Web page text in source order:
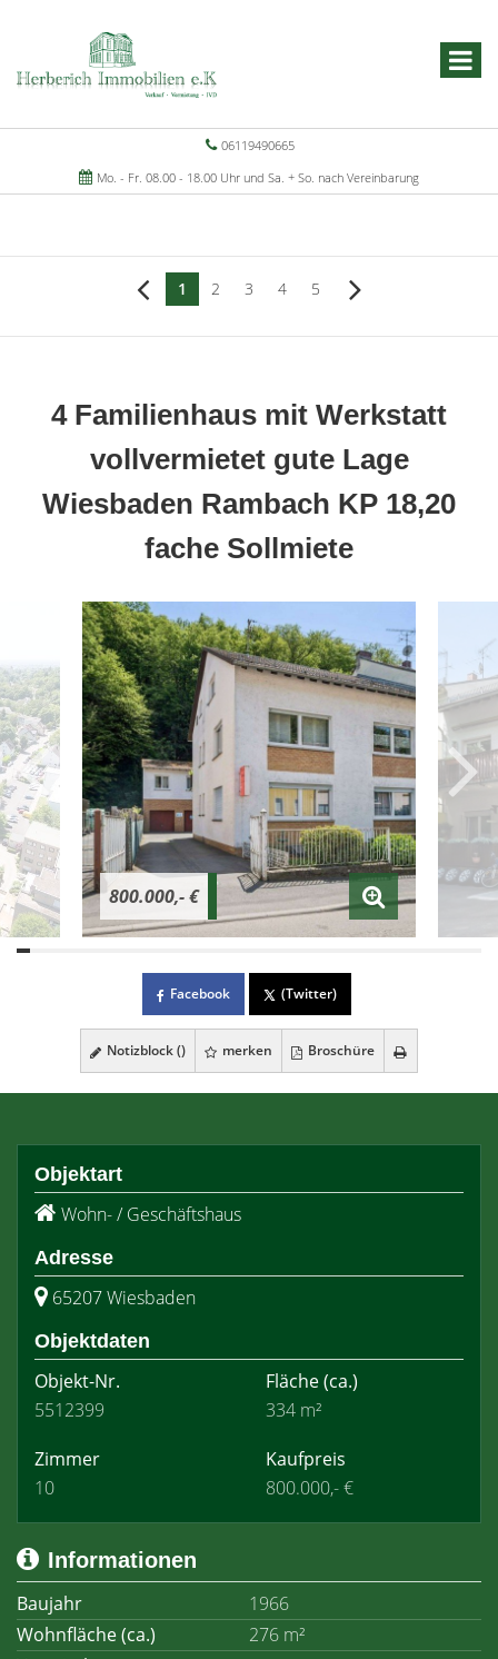
06119490665
Mo. - Fr. 08.00 - 18.00 Uhr und Sa. + So. nach Vereinbarung
1 2 3 4 5
4 Familienhaus mit Werkstatt
vollvermietet gute Lage
Wiesbaden Rambach KP 18,20
fache Sollmiete
800.000,- €
Facebook (Twitter)
Notizblock () merken Broschüre
Objektart
Wohn- / Geschäftshaus
Adresse
65207 Wiesbaden
Objektdaten
Objekt-Nr.
5512399
Fläche(ca.)
334 m²
Zimmer
10
Kaufpreis
800.000,- €
Informationen
Baujahr
1966
Wohnfläche (ca.)
276 m²